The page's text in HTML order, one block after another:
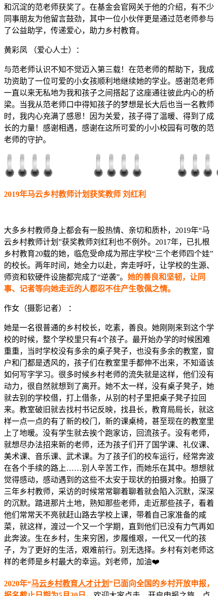
和沉淀的范老师获奖了。在基金会官网关于他的介绍，有不少
同事朋友为他留言鼓劲，其中一位小伙伴更是通过范老师参与
了公益助学，传递爱心，助力乡村教育。
黄彩凤 （爱心人士）：
与范老师认识不知不觉迈入第三载！在范老师的帮助下，我成
功资助了一位可爱的小女孩顺利地继续她的学业。感谢范老师
一直以来无私地为我和孩子之间搭起了这座通往彼此内心的桥
梁。当我从范老师口中得知孩子的梦想是长大后也当一名教师
时，我内心充满了感恩！因为关爱，孩子得了温暖、得到了成
长的力量！感谢相遇，感谢在这所可爱的小小校园有可敬的范
老师的守护。
2019年马云乡村教师计划获奖教师 刘红利
大多乡村教师身上都会有一股热情、亲切和质朴，2019年“马
云乡村教师计划”获奖教师刘红利也不例外。2017年，已扎根
乡村教育20载的她，临危受命成为邢庄学校“三个老师四个娃”
的校长。两年时间，她全力以赴，奔走呼吁，让学校的生源、
师资和软硬件设施都完成了“逆袭”。 她的善良和坚韧，让同
事、记者等向她走近的人都忍不住产生敬佩之情。
作女（摄影记者） ：
她是一名很普通的乡村校长，吃素，善良。她刚刚来到这个学
校的时候，整个学校里只有4个孩子。最开始办学的时候困难
重重，当时学校没有多余的桌子凳子，也没有多余的教室，窗
户和门都是透风的，孩子们在教室里手都伸不出来，不知道该
如何写字学习。很多时候乡村老师的流失就是这样，他们没有
动力，很自然就想到了离开。她不太一样，没有桌子凳子，她
就去别的学校借，打上借条，从别的村子里把桌子凳子拉回
来。教室破旧就去找村书记反映，找县长，教育局局长，就这
样一点一点的有了新的校门，新的课桌椅，甚至现在的教室里
上了地暖。没有学生就去挨个跑家访，回流孩子。没有老师，
就想尽办法招来新的老师，还为孩子们开了国学课、礼仪课、
美术课、音乐课、武术课。为了孩子们的校车运行，经常奔波
在各个手续的路上……别人辛苦工作，而她乐在其中。想想就
觉得感动，感动遇到的这些不太安于现状的拍摄对象。拍摄了
三年乡村教师，采访的时候常常聊着聊着就会陷入沉默，深深
的沉默。踏进那片土地，熟知那些老师，走近那些孩子，看着
他们常常天不亮就赶山路去学校上课，带着自己家准备的咸
菜，就这样，渡过一个又一个学期，直到他们已没有力气再如
此奔波。生在乡村，生来穷困，步履维艰，一代又一代的孩
子，为了更好的生活，艰难前行。别无选择。乡村有刘老师这
样的老师是乡村最大的幸运。刘老师，加油❤️
2020年“马云乡村教育人才计划”已面向全国的乡村开放申报，